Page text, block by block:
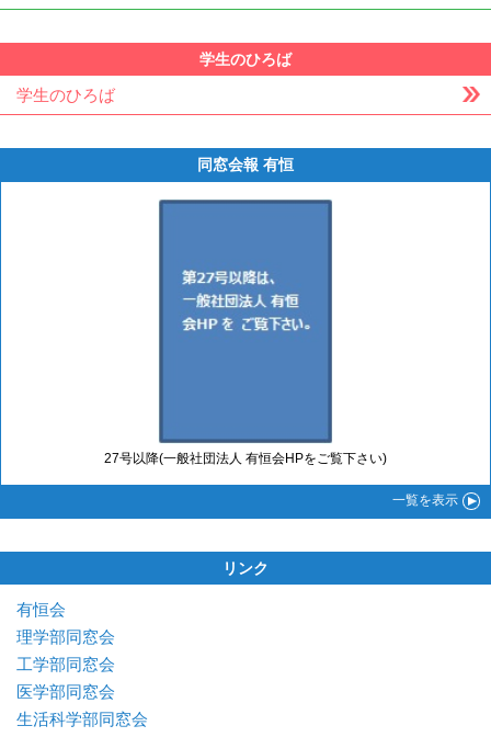
学生のひろば
学生のひろば
同窓会報 有恒
27号以降(一般社団法人 有恒会HPをご覧下さい)
一覧を表示
リンク
有恒会
理学部同窓会
工学部同窓会
医学部同窓会
生活科学部同窓会